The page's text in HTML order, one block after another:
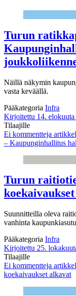
Turun
Näillä näkymin
vasta keväällä.
Pääkategoria Infra
Kirjoitettu 14. elokuuta
Tilaajille
Ei kommentteja
– Kaupunginhallitus
Turun
Suunnitteilla oleva
vanhinta
Pääkategoria Infra
Kirjoitettu 25.
Tilaajille
Ei kommentteja
koekaivaukset alkavat